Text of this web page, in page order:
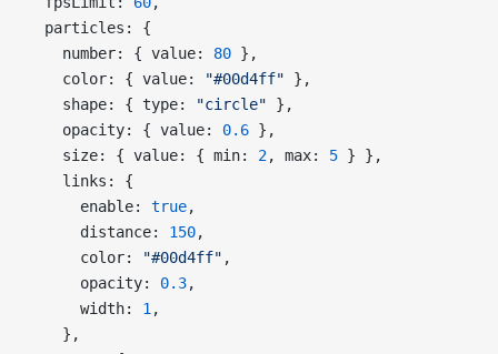
  particles: {
    number: { value:
80 },
    color: { value:
"#00d4ff" },
    shape: { type:
"circle" },
    opacity: { value:
0.6 },
    size: { value: { min:
2, max: 5 } },
    links: {
      enable:
true,
      distance:
150,
      color:
"#00d4ff" ,
      opacity:
0.3,
      width:
1 ,
    },